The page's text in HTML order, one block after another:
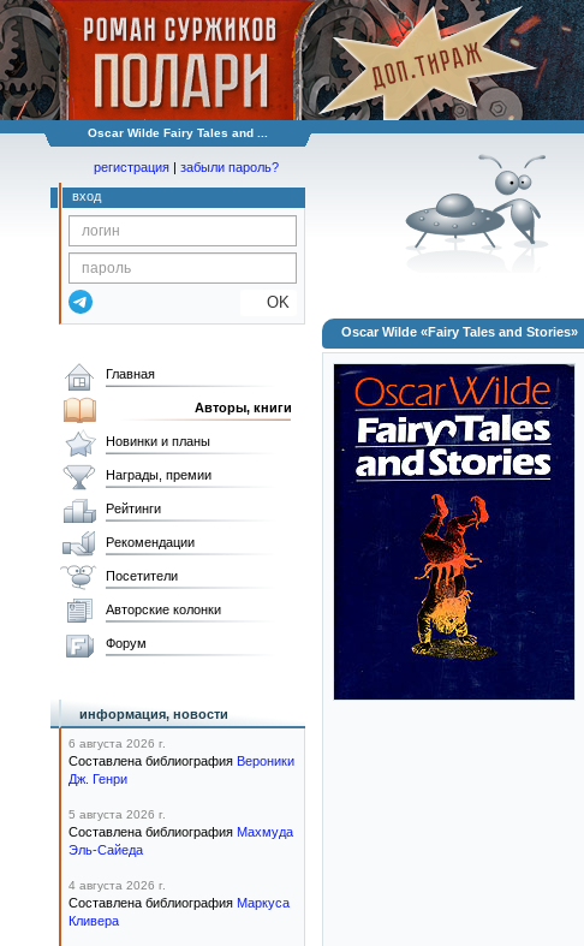
Oscar Wilde Fairy Tales and ...
регистрация | забыли пароль?
вход
OK
Oscar Wilde «Fairy Tales and Stories»
Главная
Авторы, книги
Новинки и планы
Награды, премии
Рейтинги
Рекомендации
Посетители
Авторские колонки
Форум
информация, новости
6 августа 2026 г.
Составлена библиография Вероники
Дж. Генри
5 августа 2026 г.
Составлена библиография Махмуда
Эль-Сайеда
4 августа 2026 г.
Составлена библиография Маркуса
Кливера